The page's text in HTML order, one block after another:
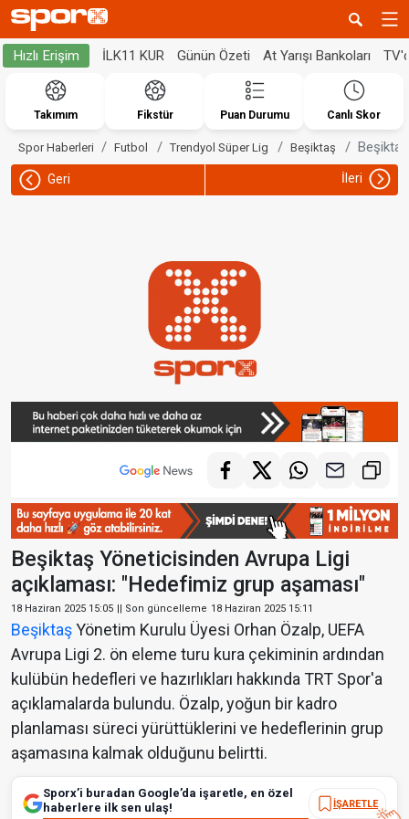
Hızlı Erişim İLK11 KUR Günün Özeti At Yarışı Bankoları
Takımım Fikstür Puan Durumu Canlı Skor
Spor Haberleri Futbol Trendyol Süper Lig Beşiktaş
Geri İleri
Beşiktaş Yöneticisinden Avrupa Ligi
açıklaması: "Hedefimiz grup aşaması"
18 Haziran 2025 15:05 || Son güncelleme 18 Haziran 2025 15:11
BeşiktaşYönetim Kurulu Üyesi Orhan Özalp, UEFA
Avrupa Ligi 2. ön eleme turu kura çekiminin ardından
kulübün hedefleri ve hazırlıkları hakkında TRT Spor'a
açıklamalarda bulundu. Özalp, yoğun bir kadro
planlaması süreci yürüttüklerini ve hedeflerinin grup
aşamasına kalmak olduğunu belirtti.
Sporx’i buradan Google’da işaretle, en özel
haberlere ilk sen ulaş!
İŞARETLE